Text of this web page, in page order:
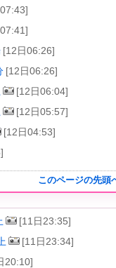
[12日06:26]
[12日06:26]
[12日06:04]
[12日05:57]
[12日04:53]
このページの先頭
[11日23:35]
[11日23:34]
20:10]